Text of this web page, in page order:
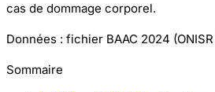
cas de dommage corporel.
Données : fichier BAAC 2024
Sommaire